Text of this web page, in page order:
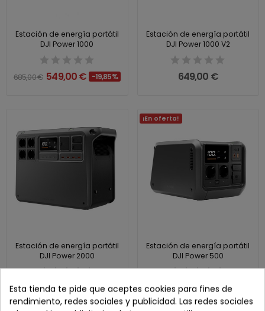
Estación de energía portátil
DJI Power 1000
685,00 € 549,00 € -19,85%
Estación de energía portátil
DJI Power 1000 V2
649,00 €
Estación de energía portátil
DJI Power 2000
1.099,00 €
¡En oferta!
Estación de energía portátil
DJI Power 500
391,00 € 319,00 € -18,41%
Esta tienda te pide que aceptes cookies para fines de
rendimiento, redes sociales y publicidad. Las redes sociales